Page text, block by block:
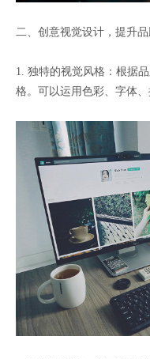
二、创意视觉设计，提升
1. 独特的视觉风格：根据
格。可以运用色彩、字体